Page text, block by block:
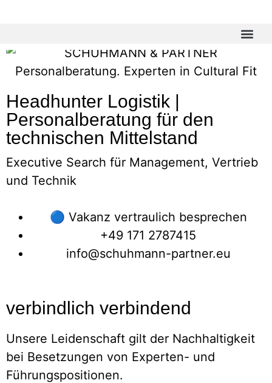
Headhunter Logistik |
Personalberatung für den
technischen Mittelstand
Executive Search für Management, Vertrieb
und Technik
🔵 Vakanz vertraulich besprechen
+49 171 2787415
info@schuhmann-partner.eu
verbindlich verbindend
Unsere Leidenschaft gilt der Nachhaltigkeit
bei Besetzungen von Experten- und
Führungspositionen.